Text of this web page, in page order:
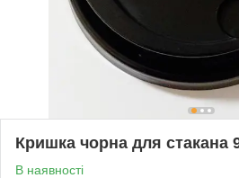
Кришка чорна для стакана
В наявності